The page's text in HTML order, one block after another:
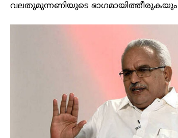
വലതുമുന്നണിയുടെ